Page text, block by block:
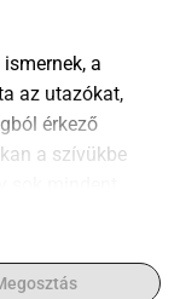
a
az utazókat,
érkező
a szívükbe
ide élni az
egymással,